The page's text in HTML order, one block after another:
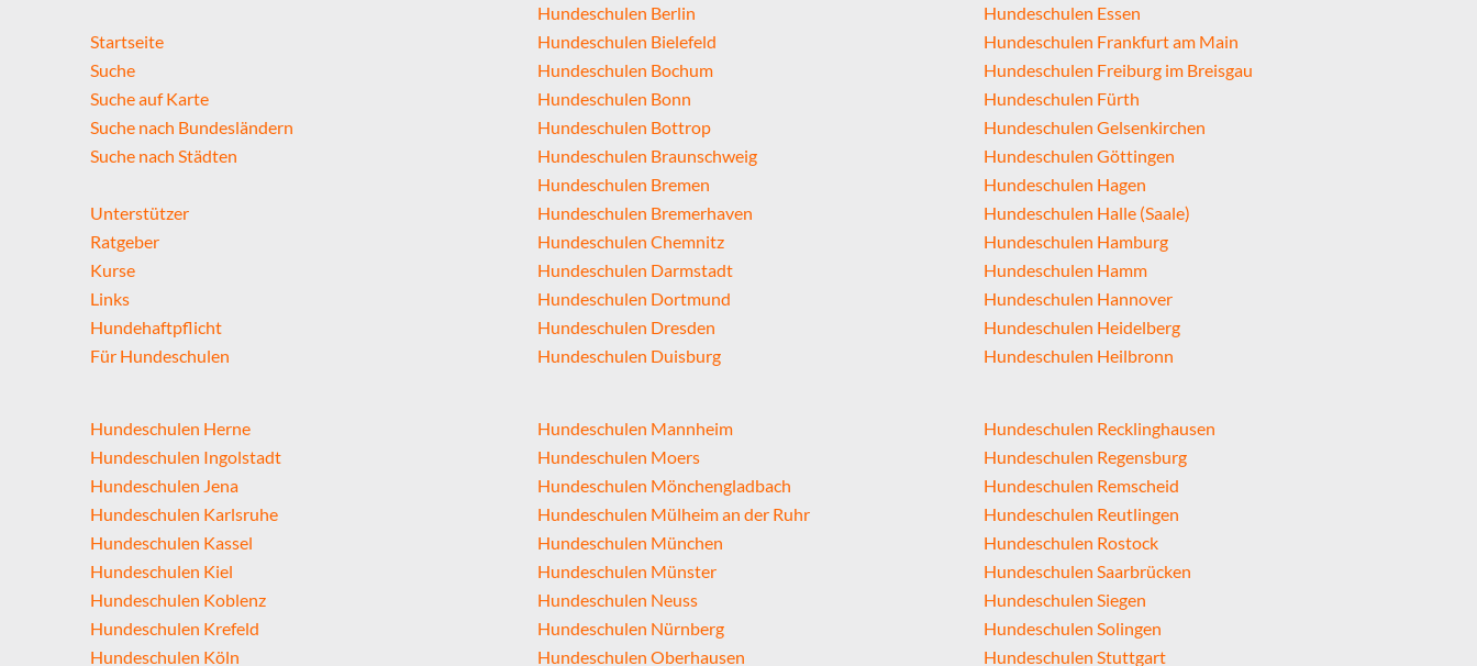
Startseite
Suche
Suche auf Karte
Suche nach Bundesländern
Suche nach Städten
Unterstützer
Ratgeber
Kurse
Links
Hundehaftpflicht
Für Hundeschulen
Hundeschulen Berlin
Hundeschulen Bielefeld
Hundeschulen Bochum
Hundeschulen Bonn
Hundeschulen Bottrop
Hundeschulen Braunschweig
Hundeschulen Bremen
Hundeschulen Bremerhaven
Hundeschulen Chemnitz
Hundeschulen Darmstadt
Hundeschulen Dortmund
Hundeschulen Dresden
Hundeschulen Duisburg
Hundeschulen Essen
Hundeschulen Frankfurt am Main
Hundeschulen Freiburg im Breisgau
Hundeschulen Fürth
Hundeschulen Gelsenkirchen
Hundeschulen Göttingen
Hundeschulen Hagen
Hundeschulen Halle (Saale)
Hundeschulen Hamburg
Hundeschulen Hamm
Hundeschulen Hannover
Hundeschulen Heidelberg
Hundeschulen Heilbronn
Hundeschulen Herne
Hundeschulen Ingolstadt
Hundeschulen Jena
Hundeschulen Karlsruhe
Hundeschulen Kassel
Hundeschulen Kiel
Hundeschulen Koblenz
Hundeschulen Krefeld
Hundeschulen Köln
Hundeschulen Mannheim
Hundeschulen Moers
Hundeschulen Mönchengladbach
Hundeschulen Mülheim an der Ruhr
Hundeschulen München
Hundeschulen Münster
Hundeschulen Neuss
Hundeschulen Nürnberg
Hundeschulen Oberhausen
Hundeschulen Recklinghausen
Hundeschulen Regensburg
Hundeschulen Remscheid
Hundeschulen Reutlingen
Hundeschulen Rostock
Hundeschulen Saarbrücken
Hundeschulen Siegen
Hundeschulen Solingen
Hundeschulen Stuttgart